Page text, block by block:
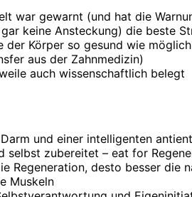
war gewarnt (und hat die
keine Ansteckung) die beste
der Körper so gesund wie
aus der Zahnmedizin)
auch wissenschaftlich belegt
und einer intelligenten
selbst zubereitet – eat for
Regeneration, desto besser die
Muskeln